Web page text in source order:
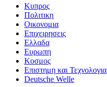
Κυπρος
Πολιτικη
Οικονομια
Επιχειρησεις
Ελλαδα
Ευρωπη
Κοσμος
Επιστημη και Τεχνολογια
Deutsche Welle